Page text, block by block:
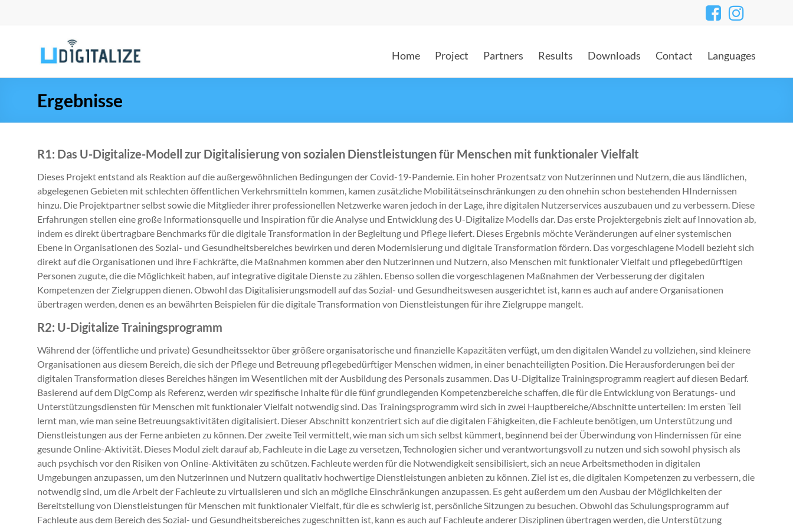
Home Project Partners Results Downloads Contact Languages
Ergebnisse
R1: Das U-Digitalize-Modell zur Digitalisierung von sozialen Dienstleistungen für Menschen mit funktionaler Vielfalt
Dieses Projekt entstand als Reaktion auf die außergewöhnlichen Bedingungen der Covid-19-Pandemie. Ein hoher Prozentsatz von Nutzerinnen und Nutzern, die aus ländlichen,
abgelegenen Gebieten mit schlechten öffentlichen Verkehrsmitteln kommen, kamen zusätzliche Mobilitätseinschränkungen zu den ohnehin schon bestehenden HIndernissen
hinzu. Die Projektpartner selbst sowie die Mitglieder ihrer professionellen Netzwerke waren jedoch in der Lage, ihre digitalen Nutzerservices auszubauen und zu verbessern. Diese
Erfahrungen stellen eine große Informationsquelle und Inspiration für die Analyse und Entwicklung des U-Digitalize Modells dar. Das erste Projektergebnis zielt auf Innovation ab,
indem es direkt übertragbare Benchmarks für die digitale Transformation in der Begleitung und Pflege liefert. Dieses Ergebnis möchte Veränderungen auf einer systemischen
Ebene in Organisationen des Sozial- und Gesundheitsbereiches bewirken und deren Modernisierung und digitale Transformation fördern. Das vorgeschlagene Modell bezieht sich
direkt auf die Organisationen und ihre Fachkräfte, die Maßnahmen kommen aber den Nutzerinnen und Nutzern, also Menschen mit funktionaler Vielfalt und pflegebedürftigen
Personen zugute, die die Möglichkeit haben, auf integrative digitale Dienste zu zählen. Ebenso sollen die vorgeschlagenen Maßnahmen der Verbesserung der digitalen
Kompetenzen der Zielgruppen dienen. Obwohl das Digitalisierungsmodell auf das Sozial- und Gesundheitswesen ausgerichtet ist, kann es auch auf andere Organisationen
übertragen werden, denen es an bewährten Beispielen für die digitale Transformation von Dienstleistungen für ihre Zielgruppe mangelt.
R2: U-Digitalize Trainingsprogramm
Während der (öffentliche und private) Gesundheitssektor über größere organisatorische und finanzielle Kapazitäten verfügt, um den digitalen Wandel zu vollziehen, sind kleinere
Organisationen aus diesem Bereich, die sich der Pflege und Betreuung pflegebedürftiger Menschen widmen, in einer benachteiligten Position. Die Herausforderungen bei der
digitalen Transformation dieses Bereiches hängen im Wesentlichen mit der Ausbildung des Personals zusammen. Das U-Digitalize Trainingsprogramm reagiert auf diesen Bedarf.
Basierend auf dem DigComp als Referenz, werden wir spezifische Inhalte für die fünf grundlegenden Kompetenzbereiche schaffen, die für die Entwicklung von Beratungs- und
Unterstützungsdiensten für Menschen mit funktionaler Vielfalt notwendig sind. Das Trainingsprogramm wird sich in zwei Hauptbereiche/Abschnitte unterteilen: Im ersten Teil
lernt man, wie man seine Betreuungsaktivitäten digitalisiert. Dieser Abschnitt konzentriert sich auf die digitalen Fähigkeiten, die Fachleute benötigen, um Unterstützung und
Dienstleistungen aus der Ferne anbieten zu können. Der zweite Teil vermittelt, wie man sich um sich selbst kümmert, beginnend bei der Überwindung von Hindernissen für eine
gesunde Online-Aktivität. Dieses Modul zielt darauf ab, Fachleute in die Lage zu versetzen, Technologien sicher und verantwortungsvoll zu nutzen und sich sowohl physisch als
auch psychisch vor den Risiken von Online-Aktivitäten zu schützen. Fachleute werden für die Notwendigkeit sensibilisiert, sich an neue Arbeitsmethoden in digitalen
Umgebungen anzupassen, um den Nutzerinnen und Nutzern qualitativ hochwertige Dienstleistungen anbieten zu können. Ziel ist es, die digitalen Kompetenzen zu verbessern, die
notwendig sind, um die Arbeit der Fachleute zu virtualisieren und sich an mögliche Einschränkungen anzupassen. Es geht außerdem um den Ausbau der Möglichkeiten der
Bereitstellung von Dienstleistungen für Menschen mit funktionaler Vielfalt, für die es schwierig ist, persönliche Sitzungen zu besuchen. Obwohl das Schulungsprogramm auf
Fachleute aus dem Bereich des Sozial- und Gesundheitsbereiches zugeschnitten ist, kann es auch auf Fachleute anderer Disziplinen übertragen werden, die Unterstützung